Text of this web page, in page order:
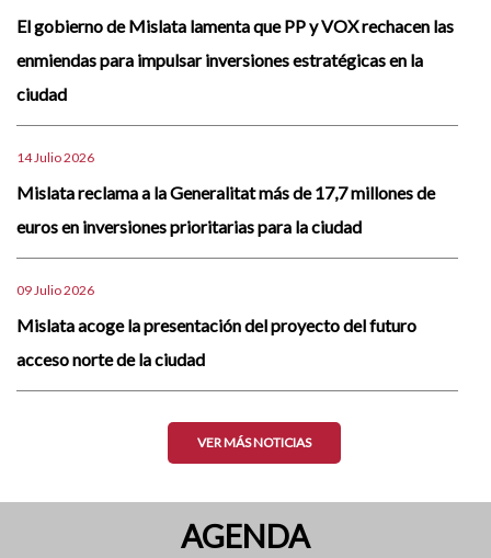
El gobierno de Mislata lamenta que PP y VOX rechacen las
enmiendas para impulsar inversiones estratégicas en la
ciudad
14 Julio 2026
Mislata reclama a la Generalitat más de 17,7 millones de
euros en inversiones prioritarias para la ciudad
09 Julio 2026
Mislata acoge la presentación del proyecto del futuro
acceso norte de la ciudad
VER MÁS NOTICIAS
AGENDA